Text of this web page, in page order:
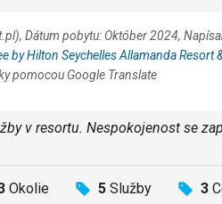
Dátum pobytu: Október 2024,
by Hilton Seychelles Allamanda Resort
pomocou Google Translate
v resortu. Nespokojenost se
Okolie 5 Služby 3